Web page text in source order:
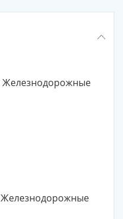
Железнодорожные
Железнодорожные